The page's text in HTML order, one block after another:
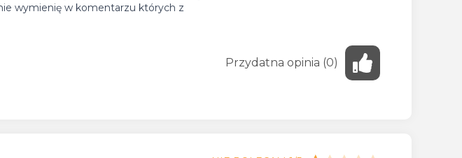
wymienię w komentarzu których z
Przydatna opinia (0)